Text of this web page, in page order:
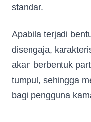
standar.
Apabila terjadi
disengaja,
akan berbentuk
tumpul, sehingga
bagi pengguna